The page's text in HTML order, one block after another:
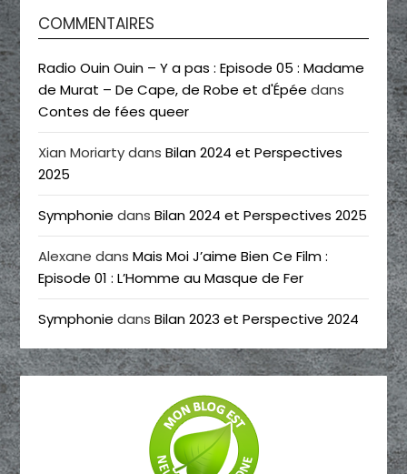
COMMENTAIRES
Radio Ouin Ouin – Y a pas : Episode 05 : Madame
de Murat – De Cape, de Robe et d'Épée dans
Contes de fées queer
Xian MoriartydansBilan 2024 et Perspectives
2025
Symphonie dansBilan 2024 et Perspectives 2025
Alexane dansMais Moi J’aime Bien Ce Film :
Episode 01 : L’Homme au Masque de Fer
Symphonie dansBilan 2023 et Perspective 2024